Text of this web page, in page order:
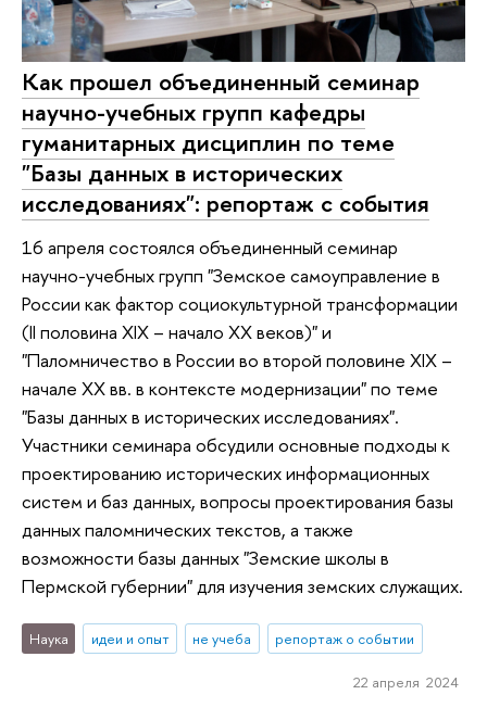
Как прошел объединенный семинар
научно-учебных групп кафедры
гуманитарных дисциплин по теме
"Базы данных в исторических
исследованиях": репортаж с события
16 апреля состоялся объединенный семинар
научно-учебных групп "Земское самоуправление в
России как фактор социокультурной трансформации
(II половина XIX – начало XX веков)" и
"Паломничество в России во второй половине XIX –
начале XX вв. в контексте модернизации" по теме
"Базы данных в исторических исследованиях".
Участники семинара обсудили основные подходы к
проектированию исторических информационных
систем и баз данных, вопросы проектирования базы
данных паломнических текстов, а также
возможности базы данных "Земские школы в
Пермской губернии" для изучения земских служащих.
Наука идеи и опыт не учеба репортаж о событии
22 апреля 2024